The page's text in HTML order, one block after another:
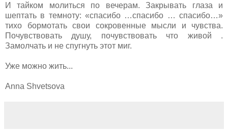
И тайком молиться по вечерам. Закрывать глаза и
шептать в темноту: «спасибо …спасибо … спасибо…»
тихо бормотать свои сокровенные мысли и чувства.
Почувствовать душу, почувствовать что живой .
Замолчать и не спугнуть этот миг.
Уже можно жить...
Anna Shvetsova